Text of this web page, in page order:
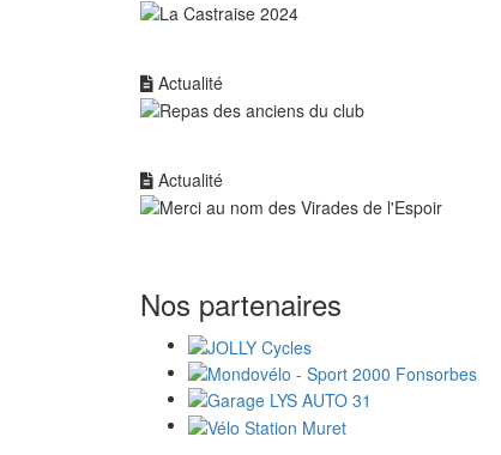
Actualité
Actualité
Nos partenaires